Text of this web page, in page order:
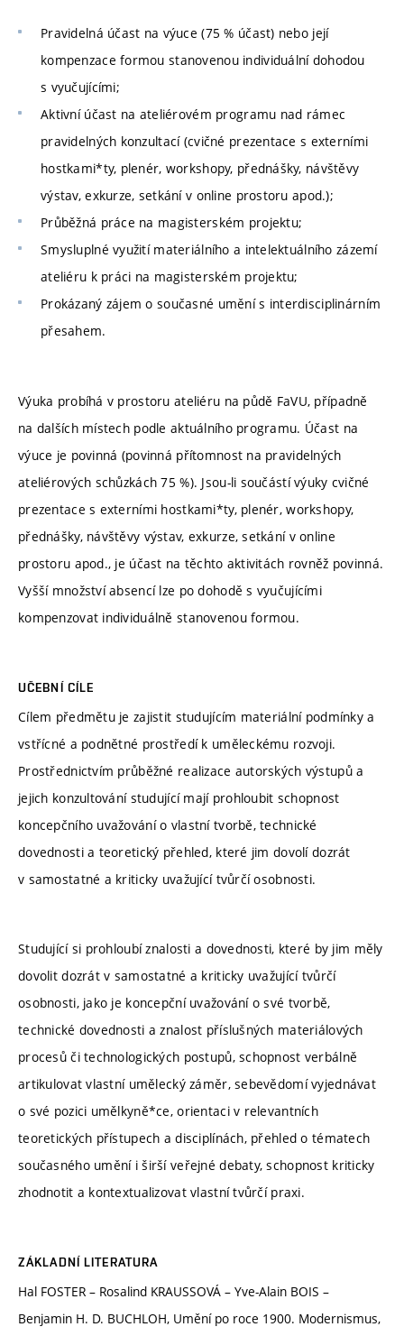
Pravidelná účast na výuce (75 % účast) nebo její
kompenzace formou stanovenou individuální dohodou
s vyučujícími;
Aktivní účast na ateliérovém programu nad rámec
pravidelných konzultací (cvičné prezentace s externími
hostkami*ty, plenér, workshopy, přednášky, návštěvy
výstav, exkurze, setkání v online prostoru apod.);
Průběžná práce na magisterském projektu;
Smysluplné využití materiálního a intelektuálního zázemí
ateliéru k práci na magisterském projektu;
Prokázaný zájem o současné umění s interdisciplinárním
přesahem.
Výuka probíhá v prostoru ateliéru na půdě FaVU, případně
na dalších místech podle aktuálního programu. Účast na
výuce je povinná (povinná přítomnost na pravidelných
ateliérových schůzkách 75 %). Jsou-li součástí výuky cvičné
prezentace s externími hostkami*ty, plenér, workshopy,
přednášky, návštěvy výstav, exkurze, setkání v online
prostoru apod., je účast na těchto aktivitách rovněž povinná.
Vyšší množství absencí lze po dohodě s vyučujícími
kompenzovat individuálně stanovenou formou.
UČEBNÍ CÍLE
Cílem předmětu je zajistit studujícím materiální podmínky a
vstřícné a podnětné prostředí k uměleckému rozvoji.
Prostřednictvím průběžné realizace autorských výstupů a
jejich konzultování studující mají prohloubit schopnost
koncepčního uvažování o vlastní tvorbě, technické
dovednosti a teoretický přehled, které jim dovolí dozrát
v samostatné a kriticky uvažující tvůrčí osobnosti.
Studující si prohloubí znalosti a dovednosti, které by jim měly
dovolit dozrát v samostatné a kriticky uvažující tvůrčí
osobnosti, jako je koncepční uvažování o své tvorbě,
technické dovednosti a znalost příslušných materiálových
procesů či technologických postupů, schopnost verbálně
artikulovat vlastní umělecký záměr, sebevědomí vyjednávat
o své pozici umělkyně*ce, orientaci v relevantních
teoretických přístupech a disciplínách, přehled o tématech
současného umění i širší veřejné debaty, schopnost kriticky
zhodnotit a kontextualizovat vlastní tvůrčí praxi.
ZÁKLADNÍ LITERATURA
Hal FOSTER – Rosalind KRAUSSOVÁ – Yve-Alain BOIS –
Benjamin H. D. BUCHLOH, Umění po roce 1900. Modernismus,